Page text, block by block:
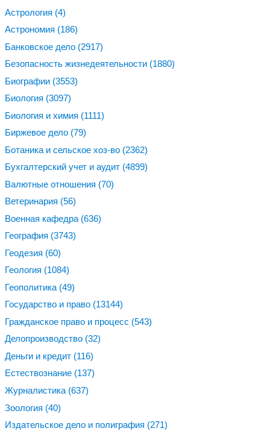
Астрология (4)
Астрономия (186)
Банковское дело (2917)
Безопасность жизнедеятельности (1880)
Биографии (3553)
Биология (3097)
Биология и химия (1111)
Биржевое дело (79)
Ботаника и сельское хоз-во (2362)
Бухгалтерский учет и аудит (4899)
Валютные отношения (70)
Ветеринария (56)
Военная кафедра (636)
География (3743)
Геодезия (60)
Геология (1084)
Геополитика (49)
Государство и право (13144)
Гражданское право и процесс (543)
Делопроизводство (32)
Деньги и кредит (116)
Естествознание (137)
Журналистика (637)
Зоология (40)
Издательское дело и полиграфия (271)